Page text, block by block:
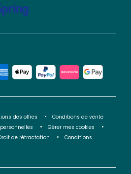
des offres
Conditions de vente
Gérer mes cookies
de rétractation
Conditions